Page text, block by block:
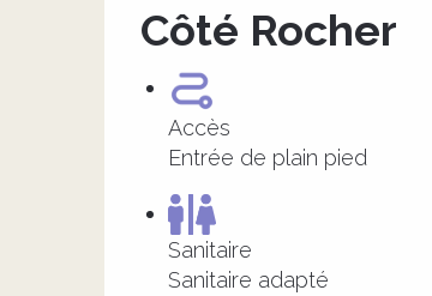
Côté Rocher
Accès
Entrée de plain pied
Sanitaire
Sanitaire adapté